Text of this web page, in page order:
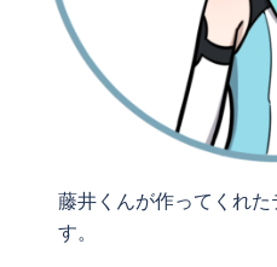
藤井くんが作ってくれ
す。